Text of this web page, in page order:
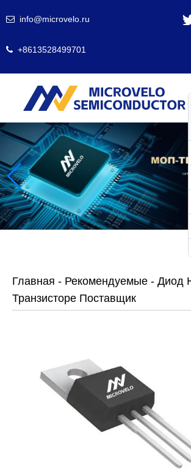
info@microvelo.ru
+8613528499701
Главная - Рекомендуемые - Диод
Транзисторе Поставщик